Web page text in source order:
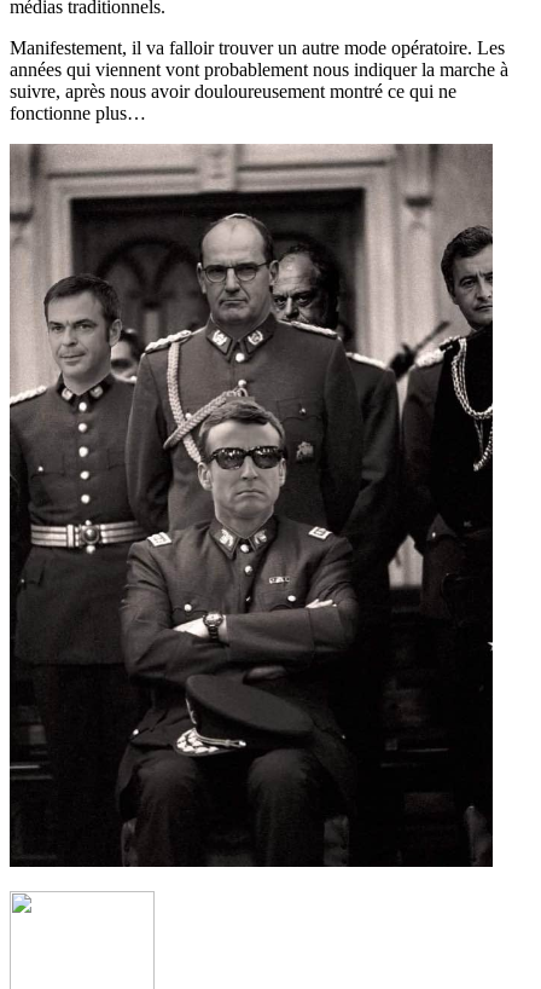
médias traditionnels.
Manifestement, il va falloir trouver un autre mode opératoire. Les
années qui viennent vont probablement nous indiquer la marche à
suivre, après nous avoir douloureusement montré ce qui ne
fonctionne plus…